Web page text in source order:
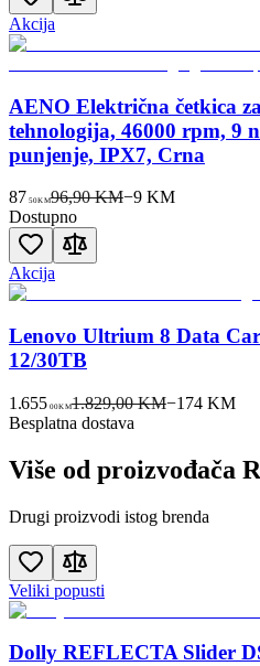
Akcija
AENO Električna četkica
tehnologija, 46000 rpm, 9
punjenje, IPX7, Crna
87 50KM96,90 KM−9KM
Dostupno
Akcija
Lenovo Ultrium 8 Data
12/30TB
1.655 00KM1.829,00 KM−174KM
Besplatna dostava
Više od proizvođača
Drugi proizvodi istog brenda
Veliki popusti
Dolly REFLECTA Slider